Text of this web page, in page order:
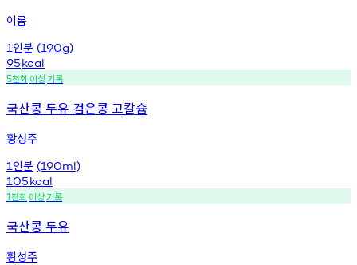
이롬
1 인분 (190g)
95kcal
5천회 이상기록
국산콩 두유 검은콩 고칼슘
황성주
1 인분 (190ml)
105kcal
1천회 이상기록
국산콩 두유
황성주